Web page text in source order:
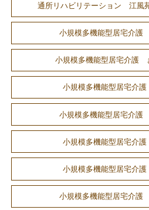
通所リハビリテーション 江風
小規模多機能型居宅介護
小規模多機能型居宅介護
小規模多機能型居宅介
小規模多機能型居宅介護
小規模多機能型居宅介
小規模多機能型居宅介
小規模多機能型居宅介護